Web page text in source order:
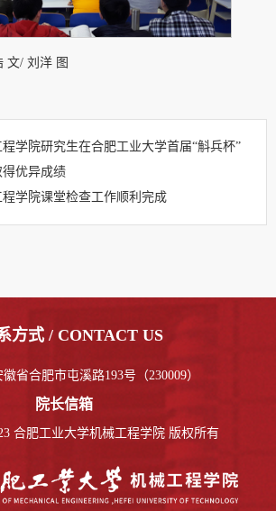
文/ 刘洋 图
学院研究生在合肥工业大学首届“斛兵杯”
优异成绩
学院课堂检查工作顺利完成
方式 / CONTACT US
省合肥市屯溪路193号（230009）
院长信箱
合肥工业大学机械工程学院 版权所有